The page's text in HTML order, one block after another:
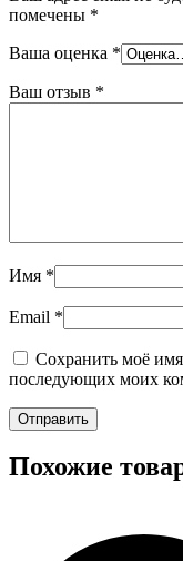
помечены *
Ваша оценка *
Ваш отзыв *
Имя *
Email *
Сохранить моё
последующих моих
Похожие